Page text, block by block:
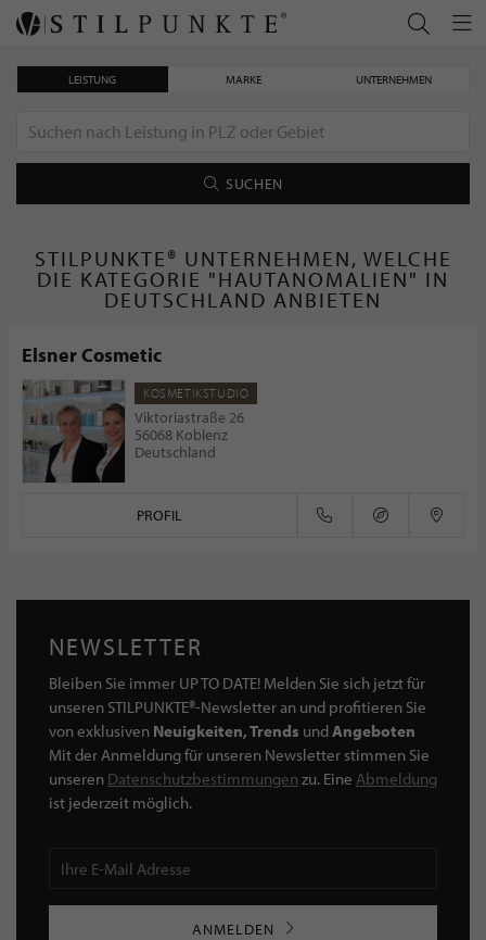
LEISTUNG MARKE UNTERNEHMEN
SUCHEN
STILPUNKTE® UNTERNEHMEN, WELCHE
DIE KATEGORIE "HAUTANOMALIEN" IN
DEUTSCHLAND ANBIETEN
Elsner Cosmetic
KOSMETIKSTUDIO
Viktoriastraße 26
56068 Koblenz
Deutschland
PROFIL
NEWSLETTER
Bleiben Sie immer UP TO DATE! Melden Sie sich jetzt für
unseren STILPUNKTE®-Newsletter an und profitieren Sie
von exklusiven Neuigkeiten, Trends undAngeboten
Mit der Anmeldung für unseren Newsletter stimmen Sie
unseren Datenschutzbestimmungen zu. Eine Abmeldung
ist jederzeit möglich.
ANMELDEN